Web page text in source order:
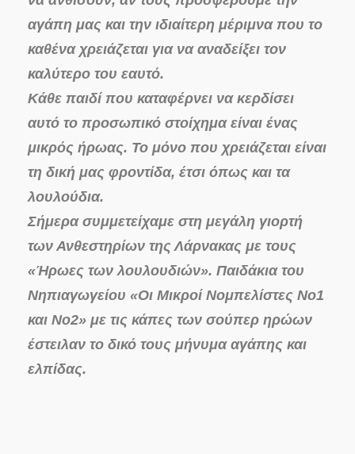
αγάπη μας και την ιδιαίτερη μέριμνα που το
καθένα χρειάζεται για να αναδείξει τον
καλύτερο του εαυτό.
Κάθε παιδί που καταφέρνει να κερδίσει
αυτό το προσωπικό στοίχημα είναι ένας
μικρός ήρωας. Το μόνο που χρειάζεται είναι
τη δική μας φροντίδα, έτσι όπως και τα
λουλούδια.
Σήμερα συμμετείχαμε στη μεγάλη γιορτή
των Ανθεστηρίων της Λάρνακας με τους
«Ήρωες των λουλουδιών». Παιδάκια του
Νηπιαγωγείου «Οι Μικροί Νομπελίστες Νο1
και Νο2» με τις κάπες των σούπερ ηρώων
έστειλαν το δικό τους μήνυμα αγάπης και
ελπίδας.